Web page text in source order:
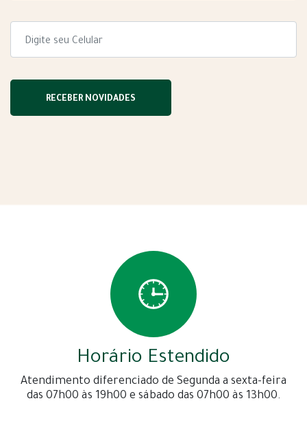
Horário Estendido
Atendimento diferenciado de Segunda a sexta-feira
das 07h00 às 19h00 e sábado das 07h00 às 13h00.